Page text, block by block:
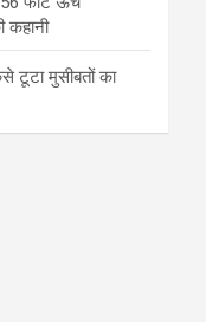
कहानी
टूटा मुसीबतों का